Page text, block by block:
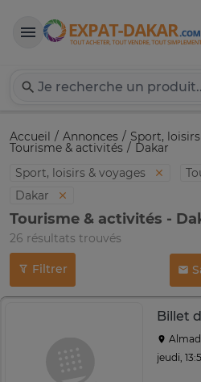
Expat-Dakar
Accueil Annonces Sport,
Tourisme & activités
Dakar
Sport, loisirs & voyages
Dakar
Tourisme & activités -
26 résultats trouvés
Filtrer
jeudi,